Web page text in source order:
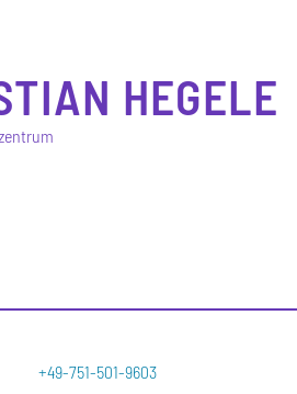
HEGELE
+49-751-501-9603